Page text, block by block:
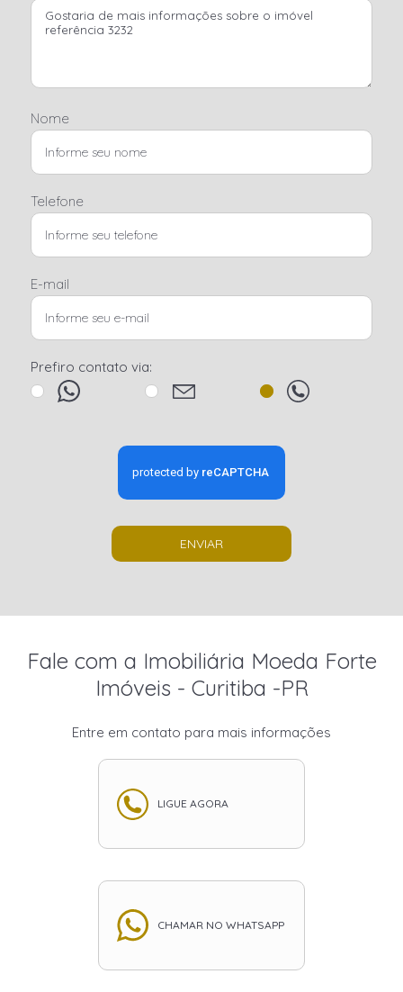
Nome
Telefone
E-mail
Prefiro contato via:
ENVIAR
Fale com a Imobiliária Moeda Forte
Imóveis - Curitiba -PR
Entre em contato para mais informações
LIGUE AGORA
CHAMAR NO WHATSAPP